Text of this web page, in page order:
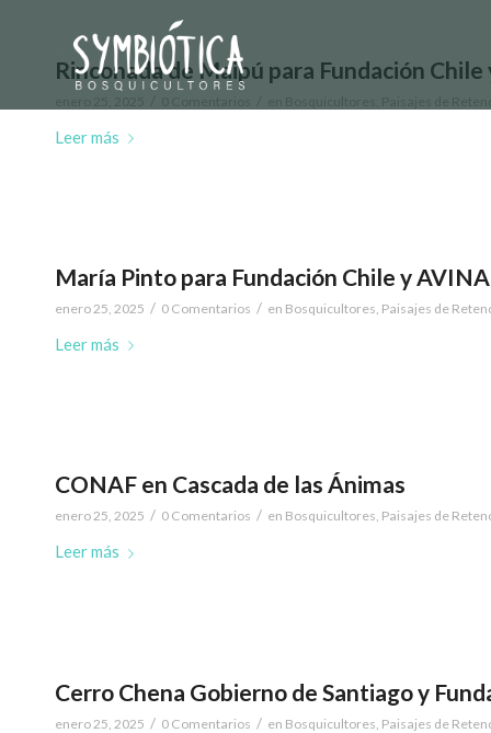
Rinconada de Maipú para Fundación
Leer más
María Pinto para Fundación Chile y AVINA
enero 25, 2025 / 0 Comentarios / en Bosquicultores, Paisajes de
Leer más
CONAF en Cascada de las Ánimas
enero 25, 2025 / 0 Comentarios / en Bosquicultores, Paisajes de
Leer más
Cerro Chena Gobierno de Santiago y
enero 25, 2025 / 0 Comentarios / en Bosquicultores Paisajes de